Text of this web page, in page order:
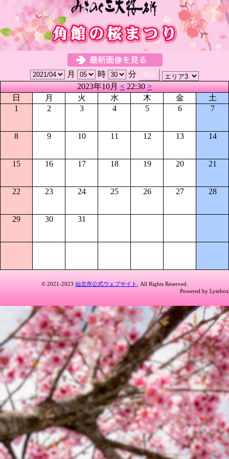
月 時
分
2023年10月<22:30>
日
月 火 水 木 金
土
1
2 3 4 5 6 7
8 9 10 11 12 13 14
15 16 17 18 19 20 21
22 23 24 25 26 27 28
29 30 31
© 2021-2023 仙北市公式ウェブサイト
, All Rights Reserved.
Powered by Lytebox